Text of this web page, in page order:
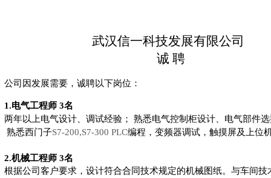
武汉信一科技发展有限公司
诚 聘
公司因发展需要，诚聘以下岗位：
1.电气工程师 3名
两年以上电气设计、调试经验；
熟悉电气控制柜设计、电气部件
熟悉西门子S7-200,S7-300 PLC编程，变频器调试，触摸屏及上位
2.机械工程师 3名
根据公司客户要求，设计符合合同技术规定的机械图纸。与车间